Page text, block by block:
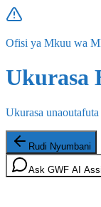
Ofisi ya Mkuu wa
Ukurasa
Ukurasa unaoutafuta
Rudi Nyumbani
Ask GWF AI